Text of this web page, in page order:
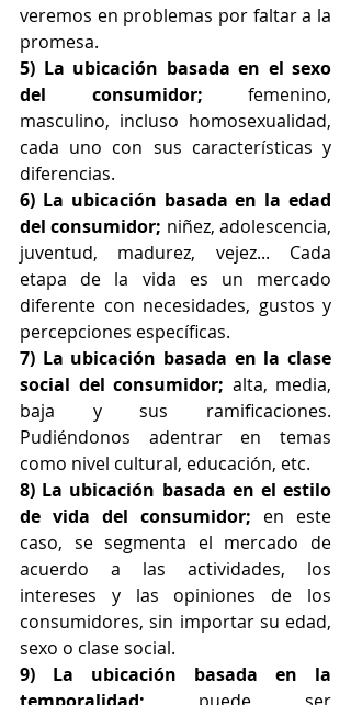
veremos en problemas por faltar a la
promesa.
5) La ubicación basada en el sexo
del consumidor; femenino,
masculino, incluso homosexualidad,
cada uno con sus características y
diferencias.
6) La ubicación basada en la edad
del consumidor; niñez, adolescencia,
juventud, madurez, vejez... Cada
etapa de la vida es un mercado
diferente con necesidades, gustos y
percepciones específicas.
7) La ubicación basada en la clase
social del consumidor; alta, media,
baja y sus ramificaciones.
Pudiéndonos adentrar en temas
como nivel cultural, educación, etc.
8) La ubicación basada en el estilo
de vida del consumidor; en este
caso, se segmenta el mercado de
acuerdo a las actividades, los
intereses y las opiniones de los
consumidores, sin importar su edad,
sexo o clase social.
9) La ubicación basada en la